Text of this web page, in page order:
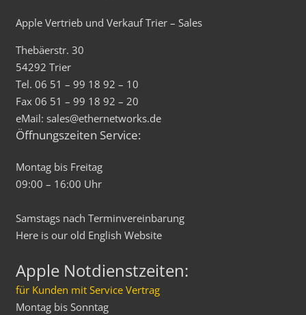
Apple Vertrieb und Verkauf Trier – Sales
Thebäerstr. 30
54292 Trier
Tel. 06 51 – 99 18 92 – 10
Fax 06 51 – 99 18 92 – 20
eMail: sales@ethernetworks.de
Öffnungszeiten Service:
Montag bis Freitag
09:00 – 16:00 Uhr
Samstags nach Terminvereinbarung
Here is our old English Website
Apple Notdienstzeiten:
für Kunden mit Service Vertrag
Montag bis Sonntag